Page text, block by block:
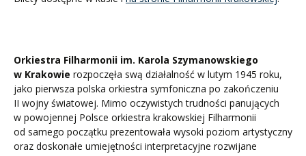
Orkiestra Filharmonii im. Karola Szymanowskiego
w Krakowie rozpoczęła swą działalność w lutym 1945 roku,
jako pierwsza polska orkiestra symfoniczna po zakończeniu
II wojny światowej. Mimo oczywistych trudności panujących
w powojennej Polsce orkiestra krakowskiej Filharmonii
od samego początku prezentowała wysoki poziom artystyczny
oraz doskonałe umiejętności interpretacyjne rozwijane